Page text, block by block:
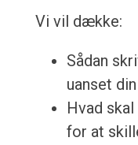
Vi vil dække:
Sådan
uanset
Hvad
for at